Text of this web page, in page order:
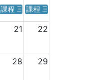
課程 三天／六天 時間表
課程 三天／六天 時間表
21 22
28 29